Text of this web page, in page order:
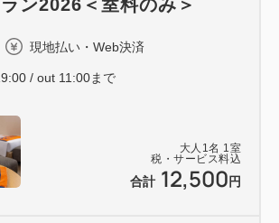
大人 1 名 1 室
税・サービス料込
合計 12,500 円
ン2026＜室料のみ＞
現地払い・Web決済
/ out 11:00まで